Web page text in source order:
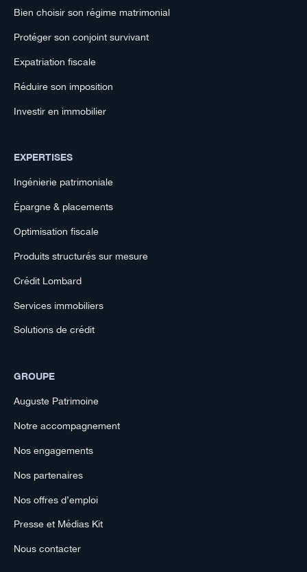
Bien choisir son régime matrimonial
Protéger son conjoint survivant
Expatriation fiscale
Réduire son imposition
Investir en immobilier
EXPERTISES
Ingénierie patrimoniale
Épargne & placements
Optimisation fiscale
Produits structurés sur mesure
Crédit Lombard
Services immobiliers
Solutions de crédit
GROUPE
Auguste Patrimoine
Notre accompagnement
Nos engagements
Nos partenaires
Nos offres d’emploi
Presse et Médias Kit
Nous contacter